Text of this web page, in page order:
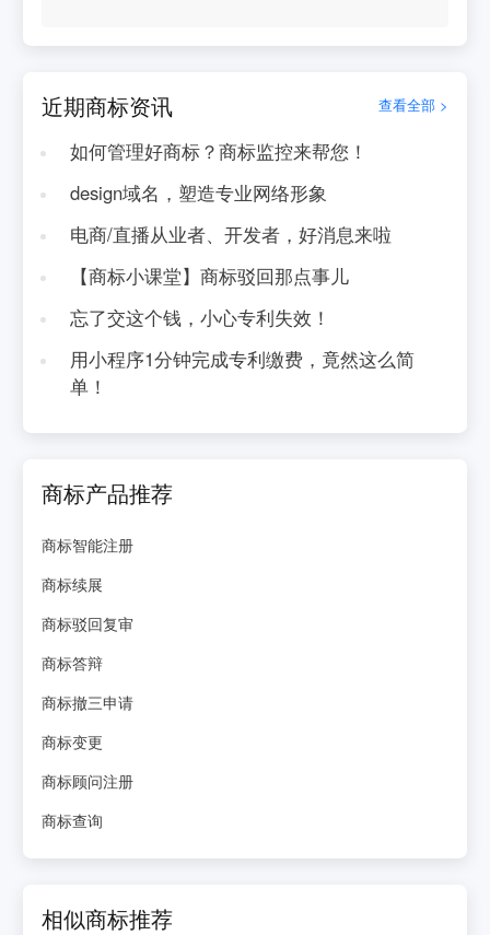
近期商标资讯 查看全部 >
如何管理好商标？商标监控来帮您！
design域名，塑造专业网络形象
电商/直播从业者、开发者，好消息来啦
【商标小课堂】商标驳回那点事儿
忘了交这个钱，小心专利失效！
用小程序1分钟完成专利缴费，竟然这么简
单！
商标产品推荐
商标智能注册
商标续展
商标驳回复审
商标答辩
商标撤三申请
商标变更
商标顾问注册
商标查询
相似商标推荐